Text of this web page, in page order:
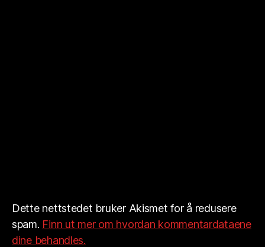
Dette nettstedet bruker Akismet for å redusere
spam. Finn ut mer om hvordan kommentardataene
dine behandles.